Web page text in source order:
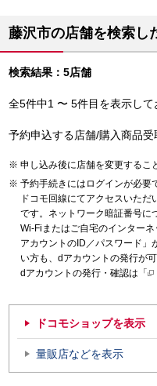
藤沢市の店舗を検索し
検索結果：5店舗
全5件中1 〜 5件目を表示し
予約申込する店舗/購入商品受
申し込み後に店舗を変更するこ
予約手続きにはログインが必要
ドコモ回線にてアクセスいた
です。ネットワーク暗証番号に
Wi-Fiまたはご自宅のインター
アカウントのID／パスワード」
い方も、dアカウントの発行が可
dアカウントの発行・確認は「
ドコモショップを表示
量販店などを表示